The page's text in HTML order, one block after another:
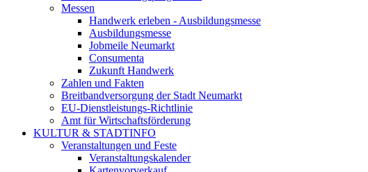
Messen
Handwerk erleben - Ausbildungsmesse
Ausbildungsmesse
Jobmeile Neumarkt
Consumenta
Zukunft Handwerk
Zahlen und Fakten
Breitbandversorgung der Stadt Neumarkt
EU-Dienstleistungs-Richtlinie
Amt für Wirtschaftsförderung
KULTUR & STADTINFO
Veranstaltungen und Feste
Veranstaltungskalender